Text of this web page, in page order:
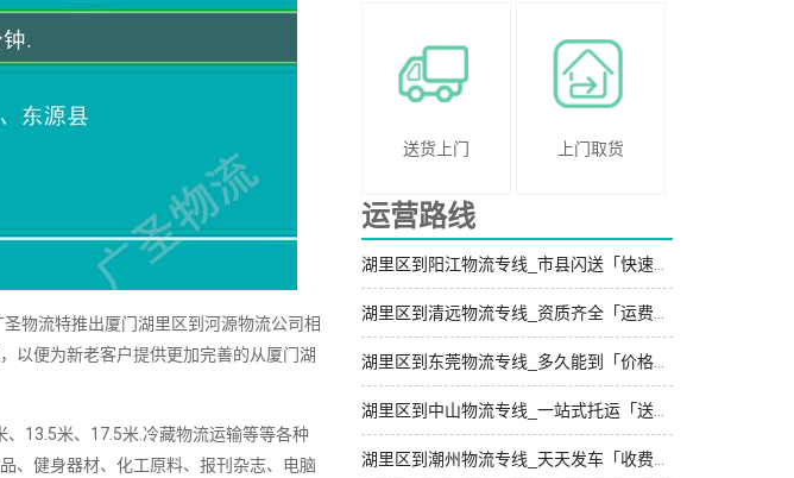
物流特推出厦门湖里区到河源物流公司相
以便为新老客户提供更加完善的从厦门湖
13.5米、17.5米.冷藏物流运输等等各种
、健身器材、化工原料、报刊杂志、电脑
送货上门 上门取货
运营路线
湖里区到阳江物流专线_市县闪送「快速响应」
湖里区到清远物流专线_资质齐全「运费多少」
湖里区到东莞物流专线_多久能到「价格实惠」
湖里区到中山物流专线_一站式托运「送货到门」
湖里区到潮州物流专线_天天发车「收费介绍」